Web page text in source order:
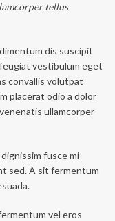
tellus
dis suscipit
vestibulum eget
convallis volutpat
placerat odio a dolor
ullamcorper
fusce mi
sed. A sit fermentum
vel eros